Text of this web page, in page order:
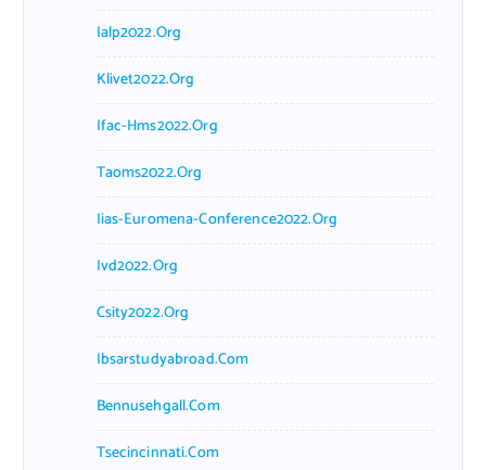
Ialp2022.org
Klivet2022.org
Ifac-Hms2022.org
Taoms2022.org
Iias-Euromena-Conference2022.org
Ivd2022.org
Csity2022.org
Ibsarstudyabroad.com
Bennusehgall.com
Tsecincinnati.com